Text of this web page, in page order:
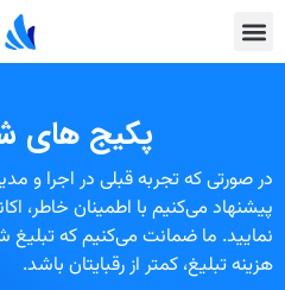
پکیج های
در صورتی که تجربه قبلی در اجرا و
پیشنهاد می‌کنیم با اطمینان خاطر،
نمایید. ما ضمانت می‌کنیم که تبلیغ
هزینه تبلیغ، کمتر از رقبایتان باشد.